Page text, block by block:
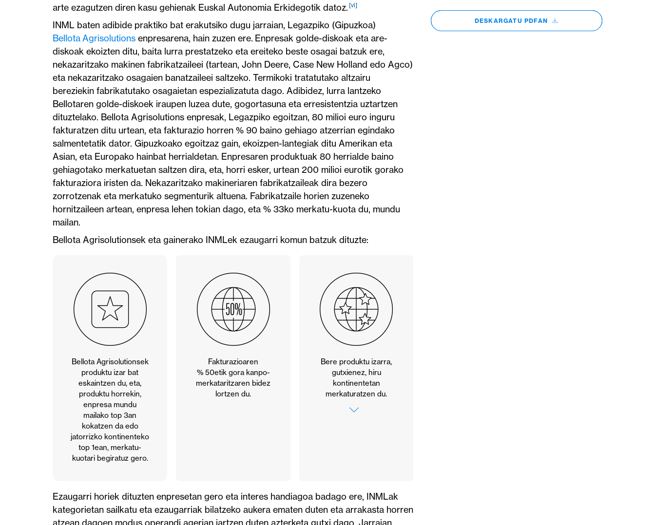
arte ezagutzen diren kasu gehienak Euskal Autonomia Erkidegotik datoz.[vi]
INML baten adibide praktiko bat erakutsiko dugu jarraian, Legazpiko (Gipuzkoa)
Bellota Agrisolutions enpresarena, hain zuzen ere. Enpresak golde-diskoak eta are-
diskoak ekoizten ditu, baita lurra prestatzeko eta ereiteko beste osagai batzuk ere,
nekazaritzako makinen fabrikatzaileei (tartean, John Deere, Case New Holland edo Agco)
eta nekazaritzako osagaien banatzaileei saltzeko. Termikoki tratatutako altzairu
bereziekin fabrikatutako osagaietan espezializatuta dago. Adibidez, lurra lantzeko
Bellotaren golde-diskoek iraupen luzea dute, gogortasuna eta erresistentzia uztartzen
dituztelako. Bellota Agrisolutions enpresak, Legazpiko egoitzan, 80 milioi euro inguru
fakturatzen ditu urtean, eta fakturazio horren % 90 baino gehiago atzerrian egindako
salmentetatik dator. Gipuzkoako egoitzaz gain, ekoizpen-lantegiak ditu Amerikan eta
Asian, eta Europako hainbat herrialdetan. Enpresaren produktuak 80 herrialde baino
gehiagotako merkatuetan saltzen dira, eta, horri esker, urtean 200 milioi eurotik gorako
fakturaziora iristen da. Nekazaritzako makineriaren fabrikatzaileak dira bezero
zorrotzenak eta merkatuko segmenturik altuena. Fabrikatzaile horien zuzeneko
hornitzaileen artean, enpresa lehen tokian dago, eta % 33ko merkatu-kuota du, mundu
mailan.
Bellota Agrisolutionsek eta gainerako INMLek ezaugarri komun batzuk dituzte:
Bellota Agrisolutionsek
produktu izar bat
eskaintzen du, eta,
produktu horrekin,
enpresa mundu
mailako top 3an
kokatzen da edo
jatorrizko kontinenteko
top 1ean, merkatu-
kuotari begiratuz gero.
Fakturazioaren
% 50etik gora kanpo-
merkataritzaren bidez
lortzen du.
Bere produktu izarra,
gutxienez, hiru
kontinentetan
merkaturatzen du.
Enpresa munduko top
aritzen bada,
ezinbestekoa izango
da esparru geografiko
Ezaugarri horiek dituzten enpresetan gero eta interes handiagoa badago ere, INMLak
kategorietan sailkatu eta ezaugarriak bilatzeko aukera ematen duten eta arrakasta horren
atzean dagoen modus operandi agerian jartzen duten azterketa gutxi dago. Jarraian,
DESKARGATU PDFAN